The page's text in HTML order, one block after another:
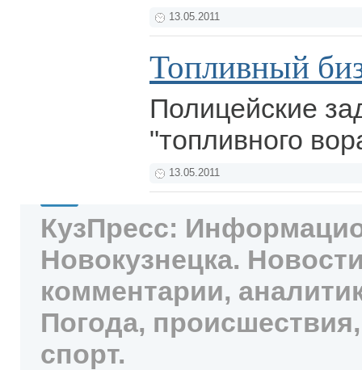
13.05.2011
Топливный
Полицейские
"топливного
13.05.2011
КузПресс:
Новокузнецка.
комментарии,
Погода,
спорт.